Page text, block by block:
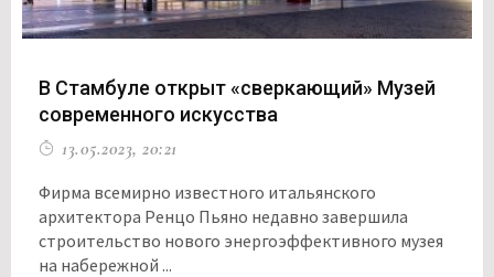
В Стамбуле открыт «сверкающий» Музей
современного искусства
13.05.2023, 20:21
Фирма всемирно известного итальянского
архитектора Ренцо Пьяно недавно завершила
строительство нового энергоэффективного музея
на набережной ...